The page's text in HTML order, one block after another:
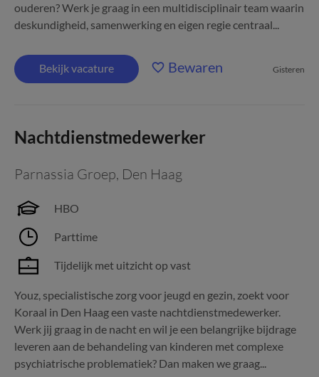
ouderen? Werk je graag in een multidisciplinair team waarin
deskundigheid, samenwerking en eigen regie centraal...
Bekijk vacature Bewaren Gisteren
Nachtdienstmedewerker
Parnassia Groep, Den Haag
HBO
Parttime
Tijdelijk met uitzicht op vast
Youz, specialistische zorg voor jeugd en gezin, zoekt voor
Koraal in Den Haag een vaste nachtdienstmedewerker.
Werk jij graag in de nacht en wil je een belangrijke bijdrage
leveren aan de behandeling van kinderen met complexe
psychiatrische problematiek? Dan maken we graag...